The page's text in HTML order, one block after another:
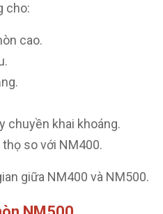
cho:
cao.
chuyền khai khoáng.
so với NM400.
giữa NM400 và NM500.